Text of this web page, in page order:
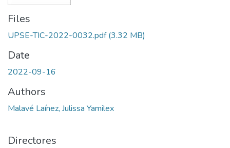
Files
UPSE-TIC-2022-0032.pdf(3.32 MB)
Date
2022-09-16
Authors
Malavé Laínez, Julissa Yamilex
Directores